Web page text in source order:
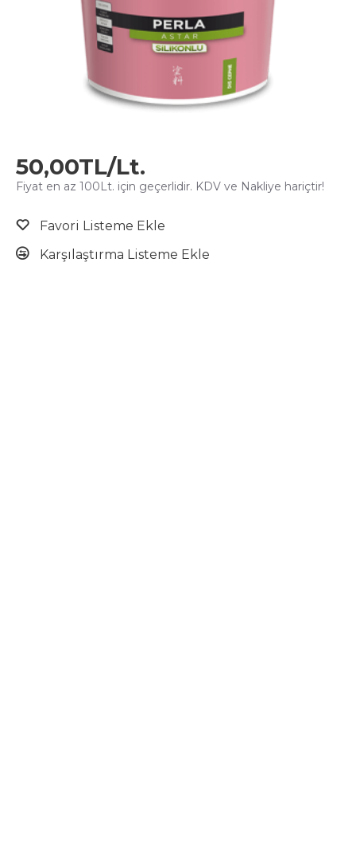
50,00TL/Lt.
Fiyat en az 100Lt. için geçerlidir. KDV ve Nakliye hariçtir!
Favori Listeme Ekle
Karşılaştırma Listeme Ekle